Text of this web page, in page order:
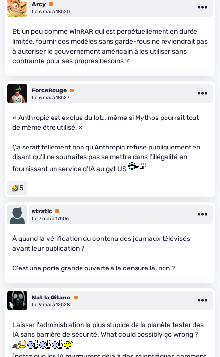
Arcy Premium
Le 6 mai à 18h20
Et, un peu comme WinRAR qui est perpétuellement en durée
limitée, fournir ces modèles sans garde-fous ne reviendrait pas
à autoriser le gouvernement américain à les utiliser sans
contrainte pour ses propres besoins ?
ForceRouge Premium
Le 6 mai à 18h27
« Anthropic est exclue du lot… même si Mythos pourrait tout
de même être utilisé. »
Ça serait tellement bon qu’Anthropic refuse publiquement en
disant qu’il ne souhaites pas se mettre dans l’illégalité en
fournissant un service d’IA au gvt US
5
stratic Premium
Le 7 mai à 17h06
À quand la vérification du contenu des journaux télévisés
avant leur publication ?
C'est une porte grande ouverte à la censure là, non ?
Nat la Gitane Premium
Le 9 mai à 12h28
Laisser l'administration la plus stupide de la planète tester des
IA sans barrière de sécurité. What could possibly go wrong ?